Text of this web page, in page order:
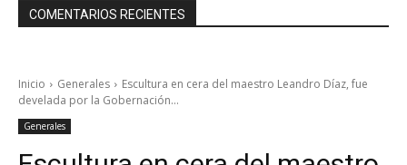
COMENTARIOS RECIENTES